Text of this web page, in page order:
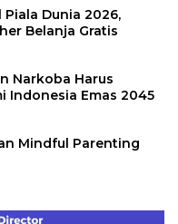
Dunia 2026,
Belanja Gratis
Narkoba Harus
Indonesia Emas 2045
Mindful Parenting